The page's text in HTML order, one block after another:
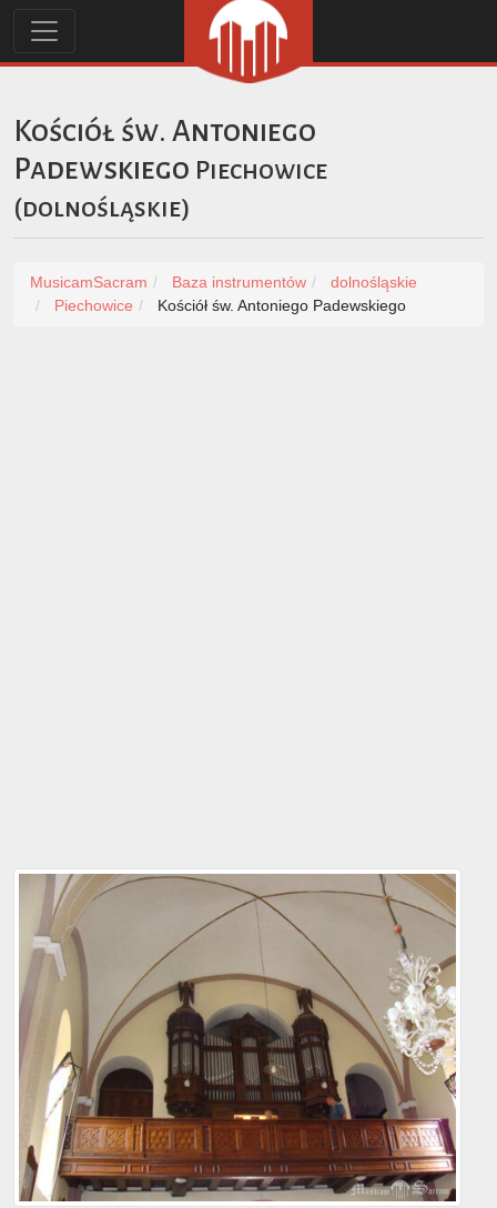
Kościół św. Antoniego
Padewskiego Piechowice
(dolnośląskie)
MusicamSacram Baza instrumentów
dolnośląskie
Piechowice
Kościół św. Antoniego Padewskiego